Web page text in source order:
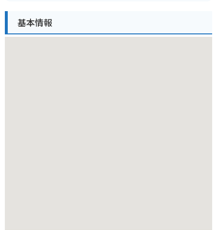
マーケット、オンラインストアなどをチェックしてみてくださ
い。時期によっては、道の駅や農産物直売所などでも販売され
基本情報